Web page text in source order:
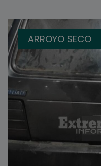
ARROYO SECO